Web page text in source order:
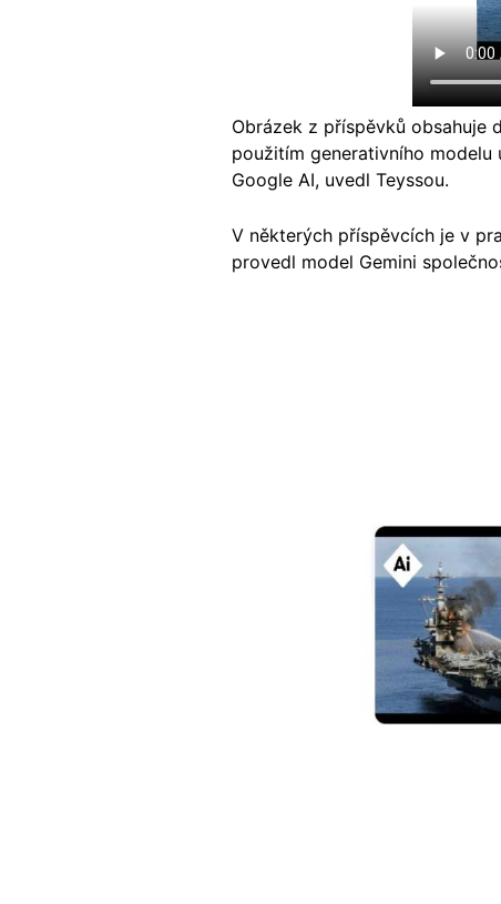
Obrázek z příspěvků obsahuje
použitím generativního
Google AI, uvedl Teyssou.
V některých příspěvcích je v
provedl model Gemini